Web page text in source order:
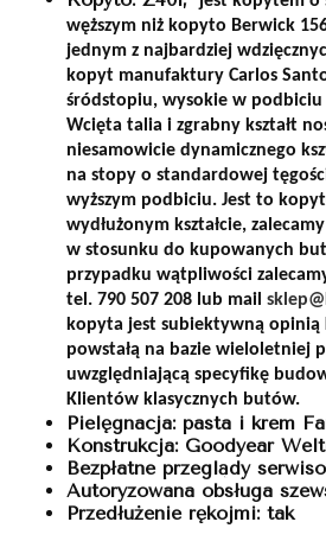
węższym niż kopyto Berwick
jednym z najbardziej
kopyt manufaktury Carlos
śródstopiu, wysokie w podbiciu
Wcięta talia i zgrabny kształt
niesamowicie dynamicznego
na stopy o standardowej
wyższym podbiciu. Jest to
wydłużonym kształcie,
w stosunku do kupowanych
przypadku wątpliwości
tel. 790 507 208 lub mail
kopyta jest subiektywną opinią
powstałą na bazie wieloletniej
uwzględniającą specyfikę
Klientów klasycznych butów.
Pielęgnacja: pasta i krem
Konstrukcja: Goodyear
Bezpłatne przeglądy
Autoryzowana obsługa
Przedłużenie rękojmi: tak